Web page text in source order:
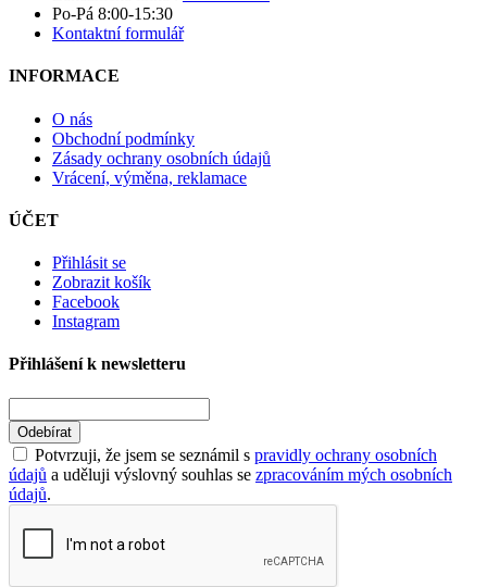
Po-Pá 8:00-15:30
Kontaktní formulář
INFORMACE
O nás
Obchodní podmínky
Zásady ochrany osobních údajů
Vrácení, výměna, reklamace
ÚČET
Přihlásit se
Zobrazit košík
Facebook
Instagram
Přihlášení k newsletteru
Odebírat
Potvrzuji, že jsem se seznámil s pravidly ochrany osobních
údajů a uděluji výslovný souhlas se zpracováním mých osobních
údajů.